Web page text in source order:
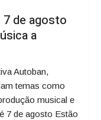
7 de agosto
a
Autoban,
temas como
musical e
7 de agosto Estão